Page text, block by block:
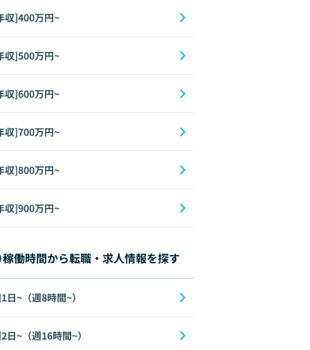
収]400万円~
収]500万円~
収]600万円~
収]700万円~
収]800万円~
収]900万円~
稼働時間から転職・求人情報を探す
日~（週8時間~）
日~（週16時間~）